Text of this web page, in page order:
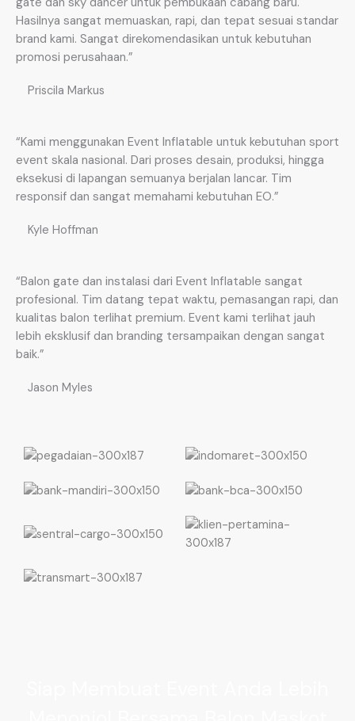
Hasilnya sangat memuaskan, rapi, dan tepat sesuai standar
brand kami. Sangat direkomendasikan untuk kebutuhan
promosi perusahaan.”
Priscila Markus
“Kami menggunakan Event Inflatable untuk kebutuhan sport
event skala nasional. Dari proses desain, produksi, hingga
eksekusi di lapangan semuanya berjalan lancar. Tim
responsif dan sangat memahami kebutuhan EO.”
Kyle Hoffman
“Balon gate dan instalasi dari Event Inflatable sangat
profesional. Tim datang tepat waktu, pemasangan rapi, dan
kualitas balon terlihat premium. Event kami terlihat jauh
lebih eksklusif dan branding tersampaikan dengan sangat
baik.”
Jason Myles